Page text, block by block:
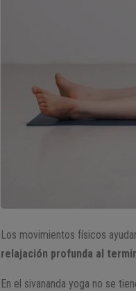
Los movimientos físicos
relajación profunda al
En el sivananda yoga no se